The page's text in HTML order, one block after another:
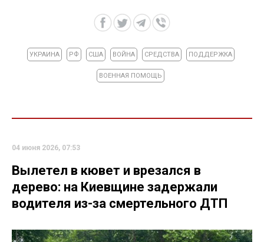
УКРАИНА РФ США ВОЙНА СРЕДСТВА ПОДДЕРЖКА
ВОЕННАЯ ПОМОЩЬ
04 июня 2026, 07:53
Вылетел в кювет и врезался в
дерево: на Киевщине задержали
водителя из-за смертельного ДТП